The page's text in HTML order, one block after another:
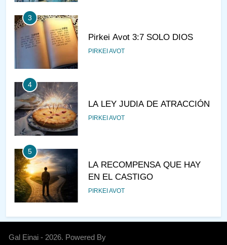
3
Pirkei Avot 3:7 SOLO DIOS
PIRKEI AVOT
4
LA LEY JUDIA DE ATRACCIÓN
PIRKEI AVOT
5
LA RECOMPENSA QUE HAY
EN EL CASTIGO
PIRKEI AVOT
6
¿DE DÓNDE VIENES?
Gal Einai - 2026. Powered By